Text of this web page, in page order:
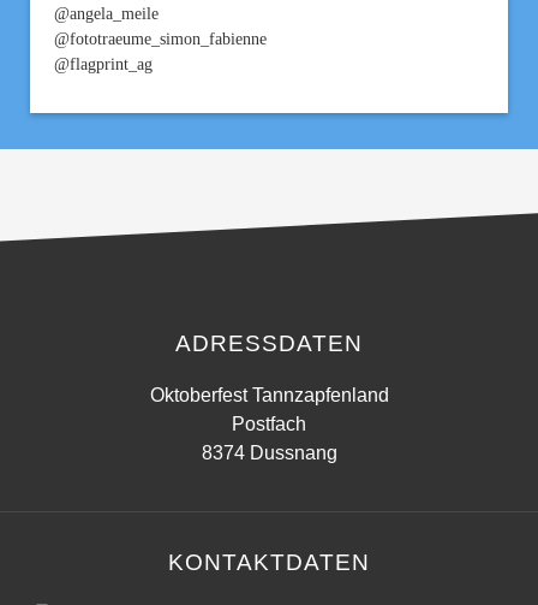
@angela_meile
@fototraeume_simon_fabienne
@flagprint_ag
ADRESSDATEN
Oktoberfest Tannzapfenland
Postfach
8374 Dussnang
KONTAKTDATEN